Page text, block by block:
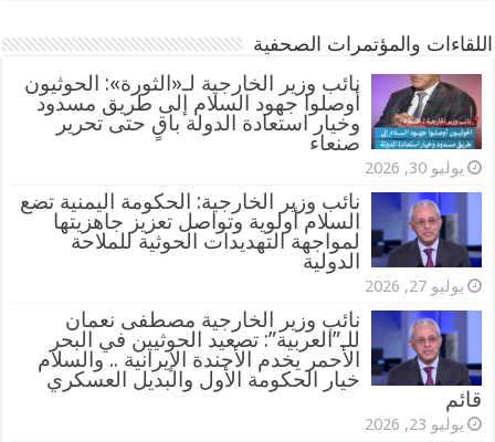
اللقاءات والمؤتمرات الصحفية
‏نائب وزير الخارجية لـ«الثورة»: الحوثيون
أوصلوا جهود السلام إلى طريق مسدود
وخيار استعادة الدولة باقٍ حتى تحرير
صنعاء
يوليو 30, 2026
نائب وزير الخارجية: الحكومة اليمنية تضع
السلام أولوية وتواصل تعزيز جاهزيتها
لمواجهة التهديدات الحوثية للملاحة
الدولية
يوليو 27, 2026
نائب وزير الخارجية مصطفى نعمان
للـ”العربية”: تصعيد الحوثيين في البحر
الأحمر يخدم الأجندة الإيرانية .. والسلام
خيار الحكومة الأول والبديل العسكري
قائم
يوليو 23, 2026